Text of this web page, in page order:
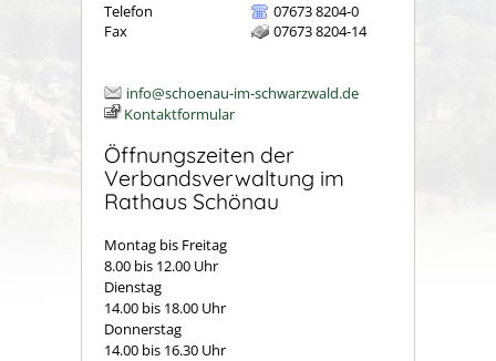
Telefon
07673 8204-0
Fax
07673 8204-14
info@schoenau-im-schwarzwald.de
Kontaktformular
Öffnungszeiten der
Verbandsverwaltung im
Rathaus Schönau
Montag bis Freitag
8.00 bis 12.00 Uhr
Dienstag
14.00 bis 18.00 Uhr
Donnerstag
14.00 bis 16.30 Uhr